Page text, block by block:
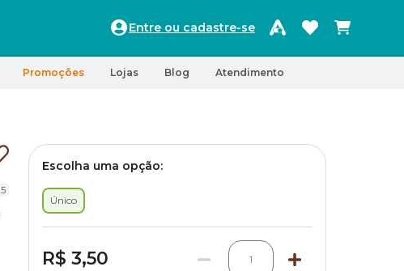
Entre ou cadastre-se
Promoções Lojas Blog Atendimento
5
Escolha uma opção:
Único
R$ 3,50 1